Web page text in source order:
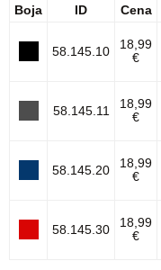
Boja ID Cena
58.145.10
18,99
€
58.145.11
18,99
€
58.145.20
18,99
€
58.145.30
18,99
€